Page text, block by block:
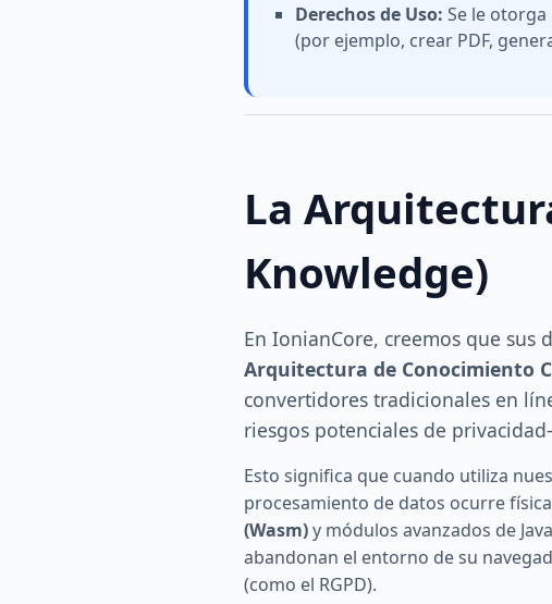
Derechos de Uso: Se le
(por ejemplo, crear PDF,
La
Knowledge)
En IonianCore, creemos que sus
Arquitectura de Conocimiento
convertidores tradicionales en
riesgos potenciales de
Esto significa que cuando utiliza
procesamiento de datos ocurre
(Wasm)y módulos avanzados de
abandonan el entorno de su
(como el RGPD).